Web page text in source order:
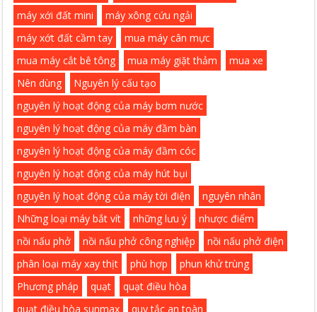
máy xới đất mini
máy xông cứu ngải
máy xớt đất cầm tay
mua máy cân mực
mua máy cắt bê tông
mua máy giặt thảm
mua xe
Nên dùng
Nguyên lý cấu tạo
nguyên lý hoạt động của máy bơm nước
nguyên lý hoạt động của máy đầm bàn
nguyên lý hoạt động của máy đầm cóc
nguyên lý hoạt động của máy hút bụi
nguyên lý hoạt động của máy tời điện
nguyên nhân
Những loại máy bắt vít
những lưu ý
nhược điểm
nồi nấu phở
nồi nấu phở công nghiệp
nồi nấu phở điện
phân loại máy xay thịt
phù hợp
phun khử trùng
Phương pháp
quạt
quạt điều hòa
quạt điều hòa sunmax
quy tắc an toàn